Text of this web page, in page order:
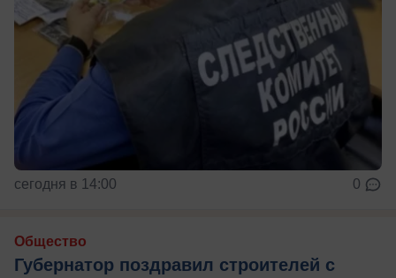
сегодня в 14:00 0
Общество
Губернатор поздравил строителей с